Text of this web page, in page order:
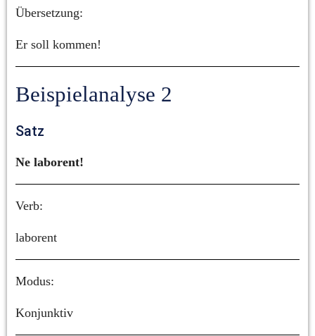
Übersetzung:
Er soll kommen!
Beispielanalyse 2
Satz
Ne laborent!
Verb:
laborent
Modus:
Konjunktiv